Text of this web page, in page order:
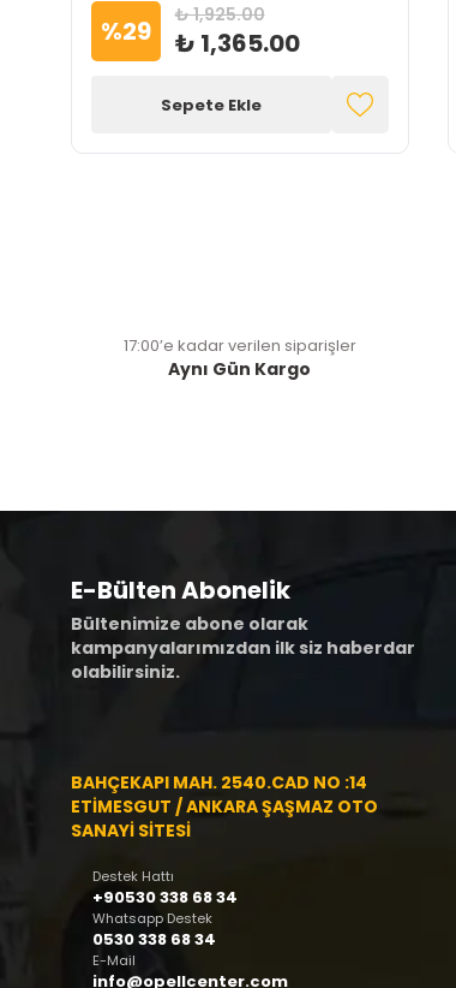
%29 ₺ 1,925.00
₺ 1,365.00
Sepete Ekle
17:00’e kadar verilen siparişler
Aynı Gün Kargo
E-Bülten Abonelik
Bültenimize abone olarak
kampanyalarımızdan ilk siz haberdar
olabilirsiniz.
BAHÇEKAPI MAH. 2540.CAD NO :14
ETİMESGUT / ANKARA ŞAŞMAZ OTO
SANAYİ SİTESİ
Destek Hattı
+90530 338 68 34
Whatsapp Destek
0530 338 68 34
E-Mail
info@opellcenter.com